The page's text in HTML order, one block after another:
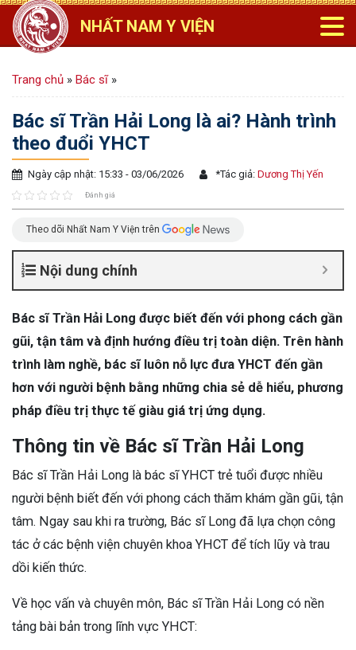
NHẤT NAM Y VIỆN
Trang chủ » Bác sĩ»
Bác sĩ Trần Hải Long là ai? Hành trình
theo đuổi YHCT
Ngày cập nhật: 15:33 - 03/06/2026 *Tác giả: Dương Thị Yến
Đánh giá
Theo dõi Nhất Nam Y Viện trên
Nội dung chính
Bác sĩ Trần Hải Long được biết đến với phong cách gần
gũi, tận tâm và định hướng điều trị toàn diện. Trên hành
trình làm nghề, bác sĩ luôn nỗ lực đưa YHCT đến gần
hơn với người bệnh bằng những chia sẻ dễ hiểu, phương
pháp điều trị thực tế giàu giá trị ứng dụng.
Thông tin về Bác sĩ Trần Hải Long
Bác sĩ Trần Hải Long là bác sĩ YHCT trẻ tuổi được nhiều
người bệnh biết đến với phong cách thăm khám gần gũi, tận
tâm. Ngay sau khi ra trường, Bác sĩ Long đã lựa chọn công
tác ở các bệnh viện chuyên khoa YHCT để tích lũy và trau
dồi kiến thức.
Về học vấn và chuyên môn, Bác sĩ Trần Hải Long có nền
tảng bài bản trong lĩnh vực YHCT: